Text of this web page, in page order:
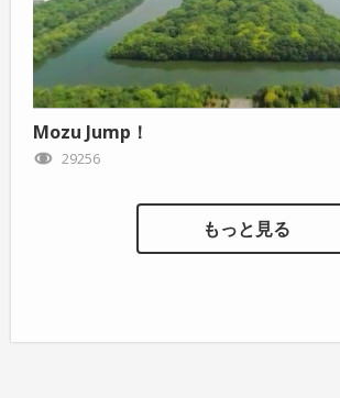
Mozu Jump！
29256
もっと見る